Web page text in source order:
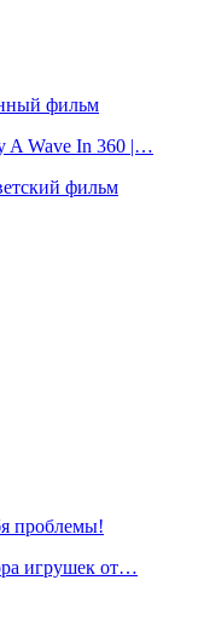
фильм
A Wave In 360 |…
фильм
проблемы!
игрушек от…